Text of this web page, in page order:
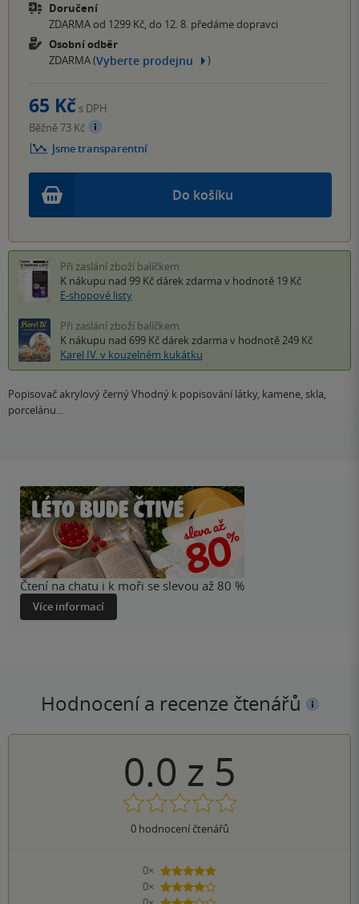
Doručení
ZDARMA od 1299 Kč, do 12. 8. předáme dopravci
Osobní odběr
ZDARMA (Vyberte prodejnu )
Do košíku
65 Kč s DPH
Běžně 73 Kč
Jsme transparentní
Při zaslání zboží balíčkem
K nákupu nad 99 Kč dárek zdarma v hodnotě 19 Kč
E-shopové listy
Při zaslání zboží balíčkem
K nákupu nad 699 Kč dárek zdarma v hodnotě 249 Kč
Karel IV. v kouzelném kukátku
Popisovač akrylový černý Vhodný k popisování látky, kamene, skla,
porcelánu...
Čtení na chatu i k moři se slevou až 80 %
Více informací
Hodnocení a recenze čtenářů
0.0 z 5
0hodnocení čtenářů
0×
5 hvězdiček
0×
4 hvězdičky